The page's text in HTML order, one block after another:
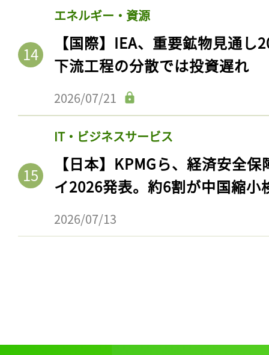
エネルギー・資源
【国際】IEA、重要鉱物見通
下流工程の分散では投資遅れ
2026/07/21
IT・ビジネスサービス
【日本】KPMGら、経済安全
イ2026発表。約6割が中国縮小
2026/07/13